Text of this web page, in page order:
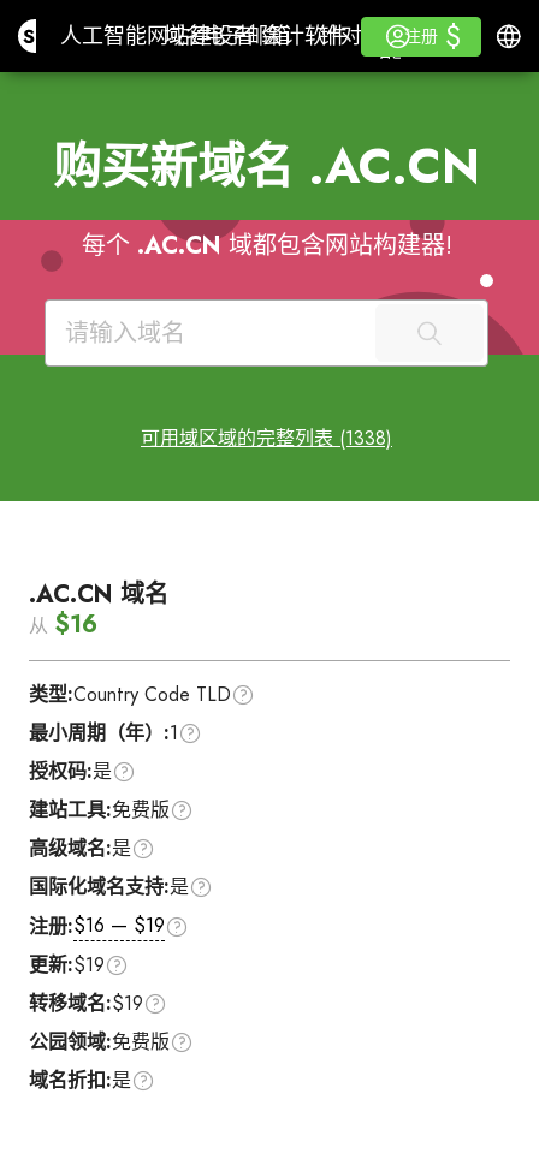
Site.pro人工智能网站建设者
人工智能网站建设者
域名
域名电子邮箱
电子邮箱会计软件
会计软件针对分销商白色标签
针对分销商
白色标签
学习
学习
注册
注册
登录 $
$ 简体
购买新域名 .AC.CN
每个 .AC.CN域都包含网站构建器!
可用域区域的完整列表 (1338)
.AC.CN 域名
从 $16
类型:Country Code TLD
最小周期（年）:1
授权码:是
建站工具:免费版
高级域名:是
国际化域名支持:是
注册:$16 — $19
更新:$19
转移域名:$19
公园领域:免费版
域名折扣:是